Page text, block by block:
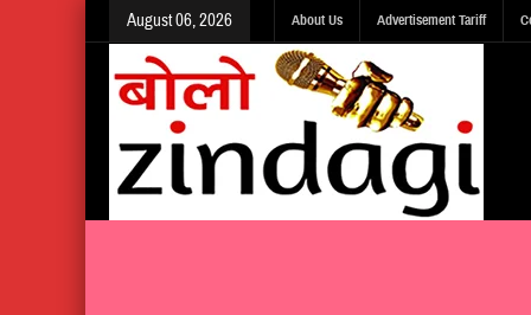
August 06, 2026 About Us Advertisement Tariff